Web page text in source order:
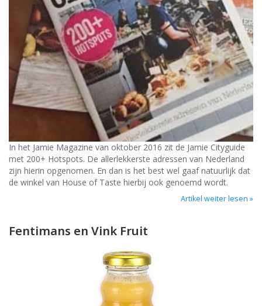
In het Jamie Magazine van oktober 2016 zit de Jamie Cityguide
met 200+ Hotspots. De allerlekkerste adressen van Nederland
zijn hierin opgenomen. En dan is het best wel gaaf natuurlijk dat
de winkel van House of Taste hierbij ook genoemd wordt.
Artikel weiter lesen »
Fentimans en Vink Fruit